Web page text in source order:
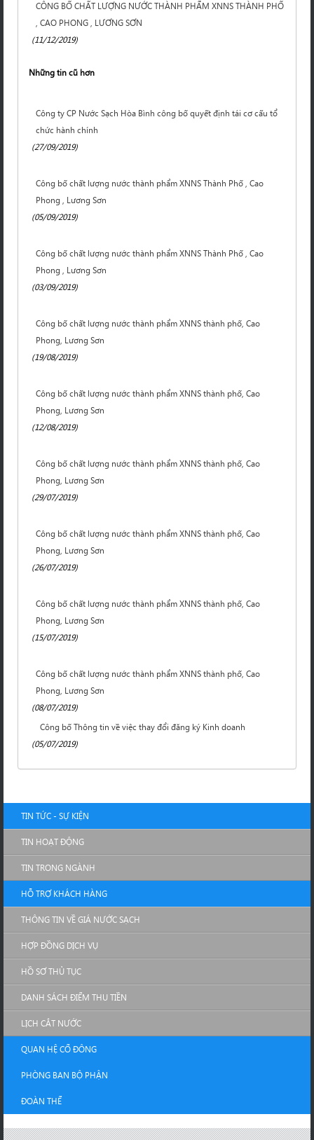
CÔNG BỐ CHẤT LƯỢNG NƯỚC THÀNH PHẨM XNNS THÀNH PHỐ
, CAO PHONG , LƯƠNG SƠN
(11/12/2019)
Những tin cũ hơn
Công ty CP Nước Sạch Hòa Bình công bố quyết định tái cơ cấu tổ
chức hành chính
(27/09/2019)
Công bố chất lượng nước thành phẩm XNNS Thành Phố , Cao
Phong , Lương Sơn
(05/09/2019)
Công bố chất lượng nước thành phẩm XNNS Thành Phố , Cao
Phong , Lương Sơn
(03/09/2019)
Công bố chất lượng nước thành phẩm XNNS thành phố, Cao
Phong, Lương Sơn
(19/08/2019)
Công bố chất lượng nước thành phẩm XNNS thành phố, Cao
Phong, Lương Sơn
(12/08/2019)
Công bố chất lượng nước thành phẩm XNNS thành phố, Cao
Phong, Lương Sơn
(29/07/2019)
Công bố chất lượng nước thành phẩm XNNS thành phố, Cao
Phong, Lương Sơn
(26/07/2019)
Công bố chất lượng nước thành phẩm XNNS thành phố, Cao
Phong, Lương Sơn
(15/07/2019)
Công bố chất lượng nước thành phẩm XNNS thành phố, Cao
Phong, Lương Sơn
(08/07/2019)
Công bố Thông tin về việc thay đổi đăng ký Kinh doanh
(05/07/2019)
TIN TỨC - SỰ KIỆN
TIN HOẠT ĐỘNG
TIN TRONG NGÀNH
HỖ TRỢ KHÁCH HÀNG
THÔNG TIN VỀ GIÁ NƯỚC SẠCH
HỢP ĐỒNG DỊCH VỤ
HỒ SƠ THỦ TỤC
DANH SÁCH ĐIỂM THU TIỀN
LỊCH CẮT NƯỚC
QUAN HỆ CỔ ĐÔNG
PHÒNG BAN BỘ PHẬN
ĐOÀN THỂ